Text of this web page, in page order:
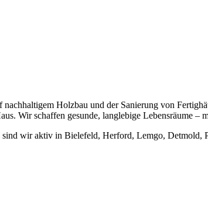
Holzbau und der Sanierung von
Wir schaffen gesunde, langlebige Lebensräume
wir aktiv in Bielefeld, Herford, Lemgo, Detmold,